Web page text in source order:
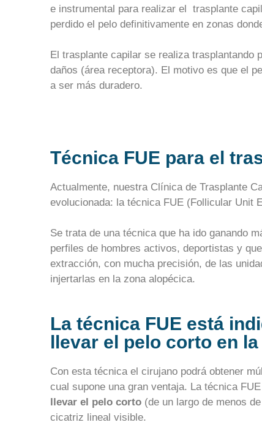
e instrumental para realizar el trasplante
perdido el pelo definitivamente en zonas
El trasplante capilar se realiza trasplantando
daños (área receptora). El motivo es que el
a ser más duradero.
Técnica FUE para el
Actualmente, nuestra Clínica de Trasplante
evolucionada: la técnica FUE (Follicular Unit
Se trata de una técnica que ha ido ganando
perfiles de hombres activos, deportistas y
extracción, con mucha precisión, de las
injertarlas en la zona alopécica.
La técnica FUE está
llevar el pelo corto en
Con esta técnica el cirujano podrá obtener
cual supone una gran ventaja. La técnica
llevar el pelo corto (de un largo de menos
cicatriz lineal visible.